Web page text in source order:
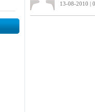
13-08-2010 |